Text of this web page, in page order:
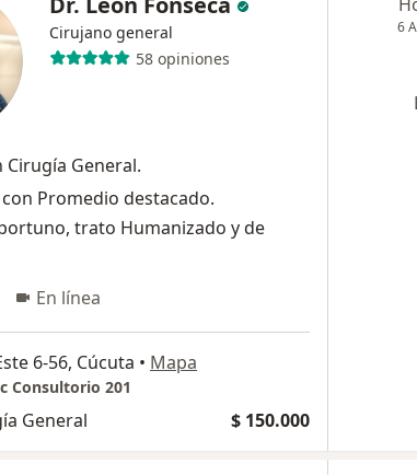
Cirujano general
58 opiniones
Cirugía General.
Promedio destacado.
trato Humanizado y de
En línea
6-56, Cúcuta • Mapa
Consultorio 201
General $ 150.000
6